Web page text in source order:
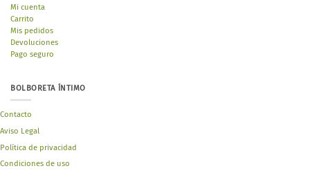
Mi cuenta
Carrito
Mis pedidos
Devoluciones
Pago seguro
BOLBORETA ÍNTIMO
Contacto
Aviso Legal
Política de privacidad
Condiciones de uso